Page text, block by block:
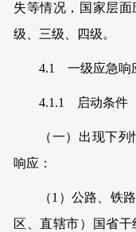
失等情况，国家层
级、三级、四级。
4.1 一级应急响
4.1.1 启动条件
（一）出现下
响应：
（1）公路、铁
区、直辖市）国省